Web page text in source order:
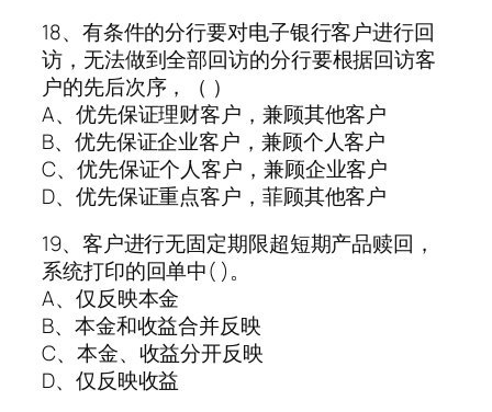
18、有条件的分行要对电子银行客户进行回
访，无法做到全部回访的分行要根据回访客
户的先后次序，（ ）
A、优先保证理财客户，兼顾其他客户
B、优先保证企业客户，兼顾个人客户
C、优先保证个人客户，兼顾企业客户
D、优先保证重点客户，菲顾其他客户
19、客户进行无固定期限超短期产品赎回，
系统打印的回单中( )。
A、仅反映本金
B、本金和收益合并反映
C、本金、收益分开反映
D、仅反映收益